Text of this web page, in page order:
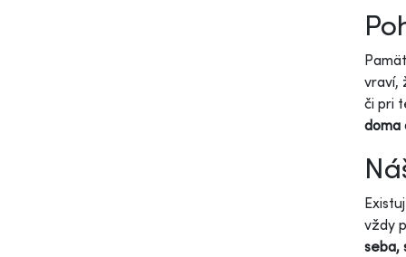
vraví,
či pri
doma
vždy
seba,